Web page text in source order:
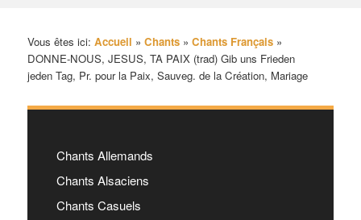
Vous êtes ici:Accueil »Chants »Chants Français »
DONNE-NOUS, JESUS, TA PAIX (trad) Gib uns Frieden
jeden Tag, Pr. pour la Paix, Sauveg. de la Création, Mariage
Chants Allemands
Chants Alsaciens
Chants Casuels